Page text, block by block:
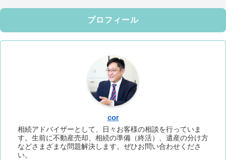
プロフィール
cor
相続アドバイザーとして、日々お客様の相談を行っていま
す。生前に不動産売却、相続の準備（終活）、遺産の分け方
などさまざまな問題解決します。ぜひお問い合わせくださ
い。